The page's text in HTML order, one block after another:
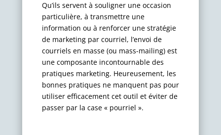
Qu’ils servent à souligner une occasion
particulière, à transmettre une
information ou à renforcer une stratégie
de marketing par courriel, l’envoi de
courriels en masse (ou mass-mailing) est
une composante incontournable des
pratiques marketing. Heureusement, les
bonnes pratiques ne manquent pas pour
utiliser efficacement cet outil et éviter de
passer par la case « pourriel ».